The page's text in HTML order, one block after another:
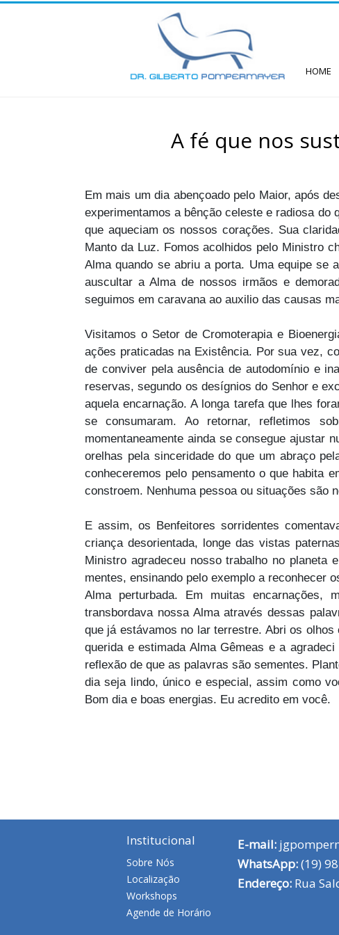
HOME
A fé que nos
Em mais um dia abençoado pelo Maior, após
experimentamos a bênção celeste e radiosa do
que aqueciam os nossos corações. Sua
Manto da Luz. Fomos acolhidos pelo Ministro
Alma quando se abriu a porta. Uma equipe se
auscultar a Alma de nossos irmãos e
seguimos em caravana ao auxilio das causas
Visitamos o Setor de Cromoterapia e
ações praticadas na Existência. Por sua vez,
de conviver pela ausência de autodomínio e
reservas, segundo os desígnios do Senhor e
aquela encarnação. A longa tarefa que lhes
se consumaram. Ao retornar, refletimos
momentaneamente ainda se consegue ajustar
orelhas pela sinceridade do que um abraço
conheceremos pelo pensamento o que habita
constroem. Nenhuma pessoa ou situações são
E assim, os Benfeitores sorridentes
criança desorientada, longe das vistas
Ministro agradeceu nosso trabalho no
mentes, ensinando pelo exemplo a reconhecer
Alma perturbada. Em muitas encarnações,
transbordava nossa Alma através dessas
que já estávamos no lar terrestre. Abri os
querida e estimada Alma Gêmeas e a
reflexão de que as palavras são sementes.
dia seja lindo, único e especial, assim como
Bom dia e boas energias. Eu acredito em você.
Institucional
Sobre Nós
Localização
Workshops
Agende de Horário
E-mail:
WhatsApp:(19)
Endereço: Rua